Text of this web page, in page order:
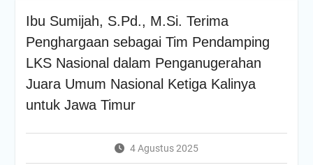
Ibu Sumijah, S.Pd., M.Si. Terima
Penghargaan sebagai Tim Pendamping
LKS Nasional dalam Penganugerahan
Juara Umum Nasional Ketiga Kalinya
untuk Jawa Timur
4 Agustus 2025